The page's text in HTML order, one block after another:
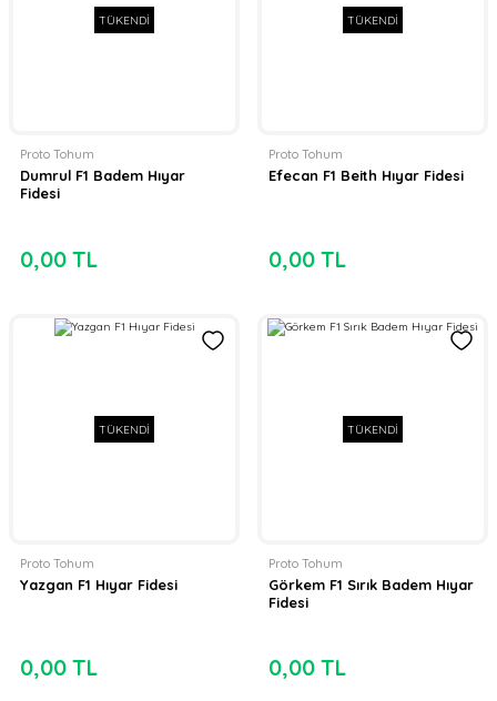
TÜKENDİ
Proto Tohum
Dumrul F1 Badem Hıyar
Fidesi
0,00 TL
TÜKENDİ
Proto Tohum
Efecan F1 Beith Hıyar Fidesi
0,00 TL
TÜKENDİ
Proto Tohum
Yazgan F1 Hıyar Fidesi
0,00 TL
TÜKENDİ
Proto Tohum
Görkem F1 Sırık Badem Hıyar
Fidesi
0,00 TL